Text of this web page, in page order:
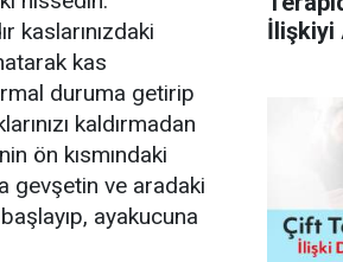
kaslarınızdaki
kas
duruma getirip
kaldırmadan
ön kısmındaki
gevşetin ve aradaki
ayakucuna
İlişkiyi